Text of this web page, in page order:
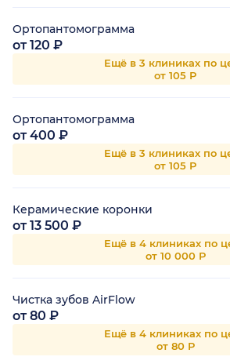
Ортопантомограмма
от 120 ₽
Ещё в 3 клиниках по
от 105 Р
Ортопантомограмма
от 400 ₽
Ещё в 3 клиниках по
от 105 Р
Керамические коронки
от 13 500 ₽
Ещё в 4 клиниках по
от 10 000 Р
Чистка зубов AirFlow
от 80 ₽
Ещё в 4 клиниках по
от 80 Р